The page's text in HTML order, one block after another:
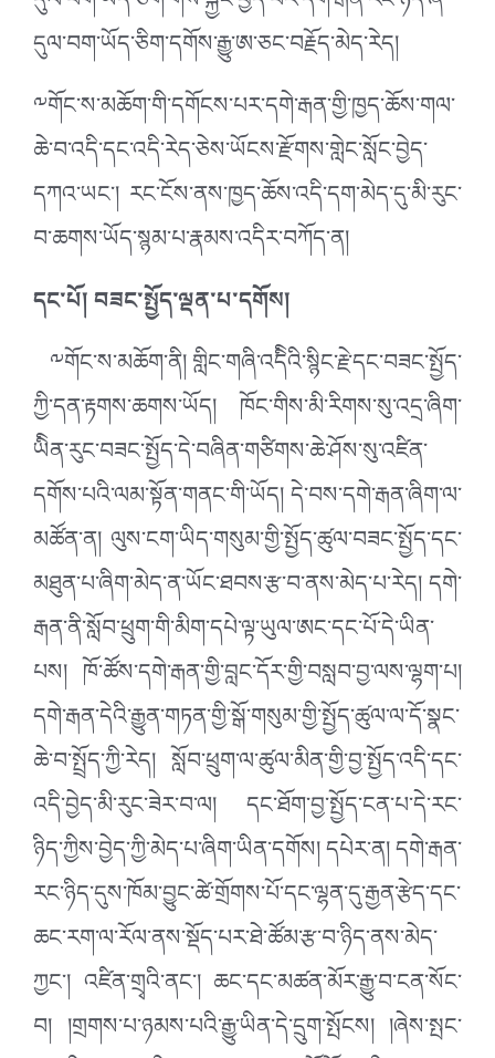
དུལ་བག་ཡོད་ཅིག་དགོས་རྒྱུ་ཨ་ཅང་བརྗོད་མེད་རེད།
༸གོང་ས་མཆོག་གི་དགོངས་པར་དགེ་རྒན་གྱི་ཁྱད་ཆོས་གལ་
ཆེ་བ་འདི་དང་འདི་རེད་ཅེས་ཡོངས་རྫོགས་གླེང་སློང་བྱེད་
དཀའ་ཡང་། རང་ངོས་ནས་ཁྱད་ཆོས་འདི་དག་མེད་དུ་མི་རུང་
བ་ཆགས་ཡོད་སྙམ་པ་རྣམས་འདིར་བཀོད་ན།
དང་པོ། བཟང་སྤྱོད་ལྡན་པ་དགོས།
༸གོང་ས་མཆོག་ནི། གླིང་གཞི་འདིིའི་སྙིང་རྗེ་དང་བཟང་སྤྱོད་
ཀྱི་དན་རྟགས་ཆགས་ཡོད། ཁོང་གིས་མི་རིགས་སུ་འདྲ་ཞིག་
ཡིིན་རུང་བཟང་སྤྱོད་དེ་བཞིན་གཙིགས་ཆེ་ཤོས་སུ་འཛིན་
དགོས་པའི་ལམ་སྟོན་གནང་གི་ཡོད། དེ་བས་དགེ་རྒན་ཞིག་ལ་
མཚོན་ན། ལུས་ངག་ཡིད་གསུམ་གྱི་སྤྱོད་ཚུལ་བཟང་སྤྱོད་དང་
མཐུན་པ་ཞིག་མེད་ན་ཡོང་ཐབས་རྩ་བ་ནས་མེད་པ་རེད། དགེ་
རྒན་ནི་སློབ་ཕྲུག་གི་མིག་དཔེ་ལྟ་ཡུལ་ཨང་དང་པོ་དེ་ཡིན་
པས། ཁོ་ཚོས་དགེ་རྒན་གྱི་བླང་དོར་གྱི་བསླབ་བྱ་ལས་ལྷག་པ།
དགེ་རྒན་དེའི་རྒྱུན་གཏན་གྱི་སྒོ་གསུམ་གྱི་སྤྱོད་ཚུལ་ལ་དོ་སྣང་
ཆེ་བ་སྤྲོད་ཀྱི་རེད། སློབ་ཕྲུག་ལ་ཚུལ་མིན་གྱི་བྱ་སྤྱོད་འདི་དང་
འདི་བྱེད་མི་རུང་ཟེར་བ་ལ། དང་ཐོག་བྱ་སྤྱོད་ངན་པ་དེ་རང་
ཉིད་ཀྱིས་བྱེད་ཀྱི་མེད་པ་ཞིག་ཡིན་དགོས། དཔེར་ན། དགེ་རྒན་
རང་ཉིད་དུས་ཁོམ་བྱུང་ཚེ་གྲོགས་པོ་དང་ལྷན་དུ་རྒྱན་རྩེད་དང་
ཆང་རག་ལ་རོལ་ནས་སྡོད་པར་ཐེ་ཚོམ་རྩ་བ་ཉིད་ནས་མེད་
ཀྱང་། འཛིན་གྲྭའི་ནང་། ཆང་དང་མཚན་མོར་རྒྱུ་བ་ངན་སོང་
བ། །གྲགས་པ་ཉམས་པའི་རྒྱུ་ཡིན་དེ་དྲུག་སྤོངས། །ཞེས་སྤང་